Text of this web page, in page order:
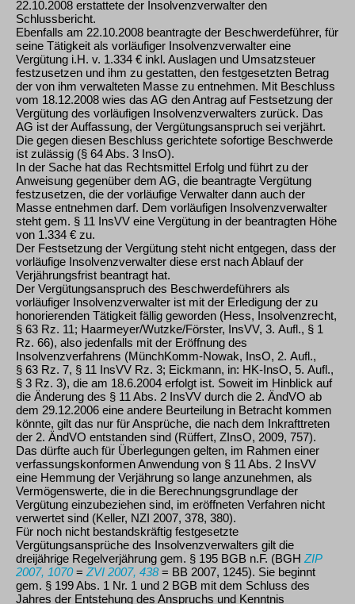
22.10.2008 erstattete der Insolvenzverwalter den
Schlussbericht.
Ebenfalls am 22.10.2008 beantragte der Beschwerdeführer, für
seine Tätigkeit als vorläufiger Insolvenzverwalter eine
Vergütung i.H. v. 1.334 € inkl. Auslagen und Umsatzsteuer
festzusetzen und ihm zu gestatten, den festgesetzten Betrag
der von ihm verwalteten Masse zu entnehmen. Mit Beschluss
vom 18.12.2008 wies das AG den Antrag auf Festsetzung der
Vergütung des vorläufigen Insolvenzverwalters zurück. Das
AG ist der Auffassung, der Vergütungsanspruch sei verjährt.
Die gegen diesen Beschluss gerichtete sofortige Beschwerde
ist zulässig (§ 64 Abs. 3 InsO).
In der Sache hat das Rechtsmittel Erfolg und führt zu der
Anweisung gegenüber dem AG, die beantragte Vergütung
festzusetzen, die der vorläufige Verwalter dann auch der
Masse entnehmen darf. Dem vorläufigen Insolvenzverwalter
steht gem. § 11 InsVV eine Vergütung in der beantragten Höhe
von 1.334 € zu.
Der Festsetzung der Vergütung steht nicht entgegen, dass der
vorläufige Insolvenzverwalter diese erst nach Ablauf der
Verjährungsfrist beantragt hat.
Der Vergütungsanspruch des Beschwerdeführers als
vorläufiger Insolvenzverwalter ist mit der Erledigung der zu
honorierenden Tätigkeit fällig geworden (Hess, Insolvenzrecht,
§ 63 Rz. 11; Haarmeyer/Wutzke/Förster, InsVV, 3. Aufl., § 1
Rz. 66), also jedenfalls mit der Eröffnung des
Insolvenzverfahrens (MünchKomm-Nowak, InsO, 2. Aufl.,
§ 63 Rz. 7, § 11 InsVV Rz. 3; Eickmann, in: HK-InsO, 5. Aufl.,
§ 3 Rz. 3), die am 18.6.2004 erfolgt ist. Soweit im Hinblick auf
die Änderung des § 11 Abs. 2 InsVV durch die 2. ÄndVO ab
dem 29.12.2006 eine andere Beurteilung in Betracht kommen
könnte, gilt das nur für Ansprüche, die nach dem Inkrafttreten
der 2. ÄndVO entstanden sind (Rüffert, ZInsO, 2009, 757).
Das dürfte auch für Überlegungen gelten, im Rahmen einer
verfassungskonformen Anwendung von § 11 Abs. 2 InsVV
eine Hemmung der Verjährung so lange anzunehmen, als
Vermögenswerte, die in die Berechnungsgrundlage der
Vergütung einzubeziehen sind, im eröffneten Verfahren nicht
verwertet sind (Keller, NZI 2007, 378, 380).
Für noch nicht bestandskräftig festgesetzte
Vergütungsansprüche des Insolvenzverwalters gilt die
dreijährige Regelverjährung gem. § 195 BGB n.F. (BGH ZIP
2007, 1070= ZVI 2007, 438= BB 2007, 1245). Sie beginnt
gem. § 199 Abs. 1 Nr. 1 und 2 BGB mit dem Schluss des
Jahres der Entstehung des Anspruchs und Kenntnis